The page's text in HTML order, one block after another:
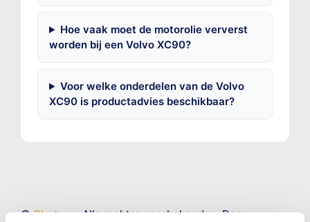
Hoe vaak moet de motorolie ververst
worden bij een Volvo XC90?
Voor welke onderdelen van de Volvo
XC90 is productadvies beschikbaar?
©OlyslagerAlle rechten voorbehouden. Deze